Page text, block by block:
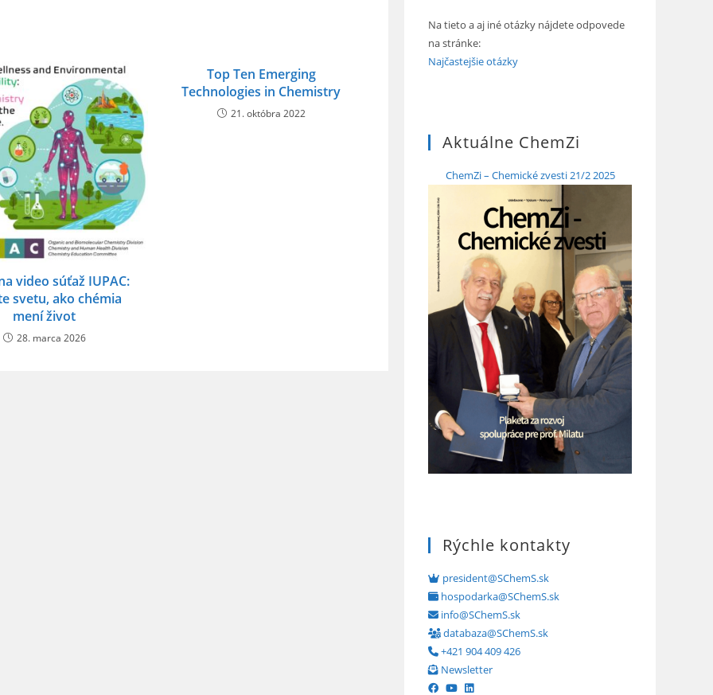
video súťaž IUPAC:
svetu, ako chémia
mení život
28. marca 2026
Top Ten Emerging
Technologies in Chemistry
21. októbra 2022
Na tieto a aj iné otázky nájdete odpovede
na stránke:
Najčastejšie otázky
Aktuálne ChemZi
ChemZi – Chemické zvesti 21/2 2025
Rýchle kontakty
president@SChemS.sk
hospodarka@SChemS.sk
info@SChemS.sk
databaza@SChemS.sk
+421 904 409 426
Newsletter